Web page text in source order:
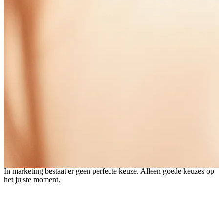
In marketing bestaat er geen perfecte keuze. Alleen goede keuzes op
het juiste moment.